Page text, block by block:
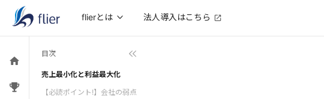
flierとは 法人導入はこちら
目次
売上最小化と利益最大化
【必読ポイント!】会社の弱点